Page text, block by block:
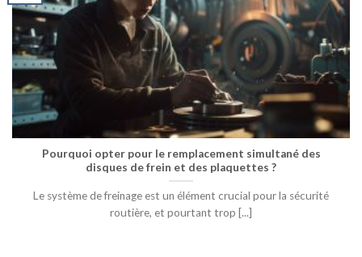
Pourquoi opter pour le remplacement simultané des
disques de frein et des plaquettes ?
Le système de freinage est un élément crucial pour la sécurité
routière, et pourtant trop [...]